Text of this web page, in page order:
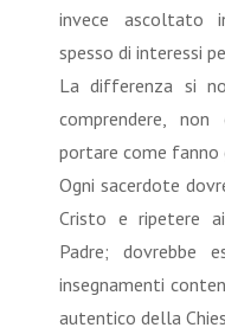
invece ascoltato
spesso di interessi
La differenza si
comprendere,
portare come fanno
Ogni sacerdote
Cristo e ripetere
Padre; dovrebbe
insegnamenti
autentico della